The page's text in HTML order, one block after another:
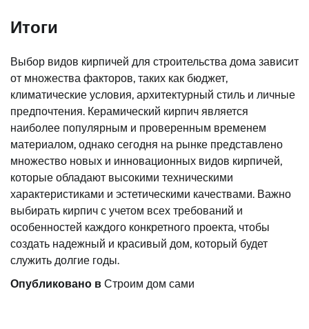
Итоги
Выбор видов кирпичей для строительства дома зависит
от множества факторов, таких как бюджет,
климатические условия, архитектурный стиль и личные
предпочтения. Керамический кирпич является
наиболее популярным и проверенным временем
материалом, однако сегодня на рынке представлено
множество новых и инновационных видов кирпичей,
которые обладают высокими техническими
характеристиками и эстетическими качествами. Важно
выбирать кирпич с учетом всех требований и
особенностей каждого конкретного проекта, чтобы
создать надежный и красивый дом, который будет
служить долгие годы.
Опубликовано в Строим дом сами